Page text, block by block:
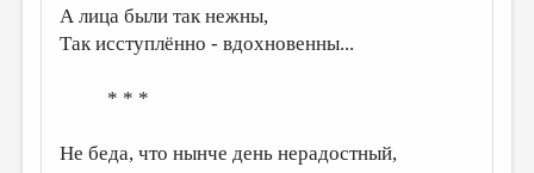
А лица были так нежны,
Так исступлённо - вдохновенны...
* * *
Не беда, что нынче день нерадостный,